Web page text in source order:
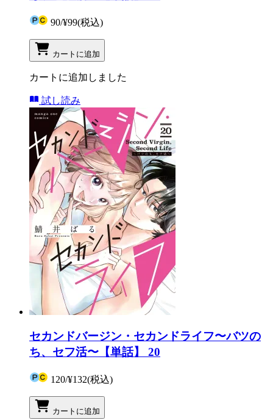
90/¥99(税込)
カートに追加
カートに追加しました
試し読み
セカンドバージン・セカンドライフ〜バツの
ち、セフ活〜【単話】 20
120/¥132(税込)
カートに追加